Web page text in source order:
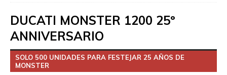
DUCATI MONSTER 1200 25º
ANNIVERSARIO
SOLO 500 UNIDADES PARA FESTEJAR 25 AÑOS DE
MONSTER